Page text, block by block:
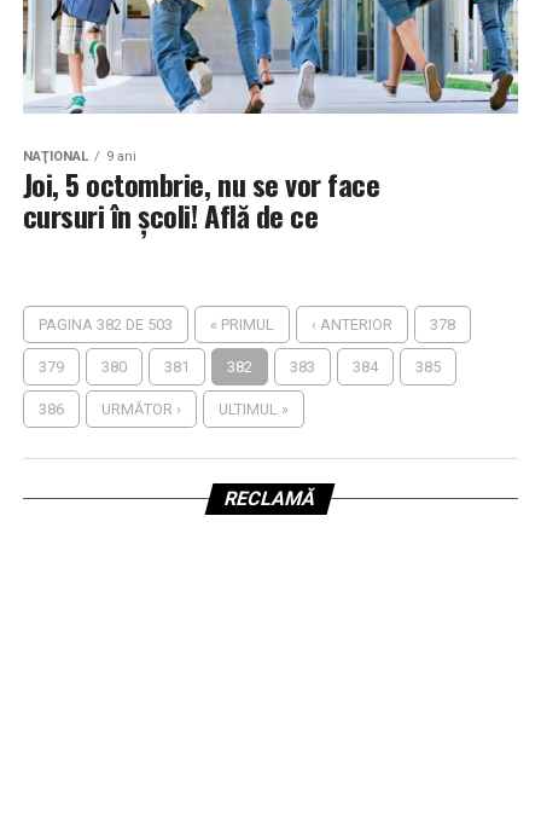
NAŢIONAL 9 ani
Joi, 5 octombrie, nu se vor face
cursuri în școli! Află de ce
PAGINA 382 DE 503 « PRIMUL ‹ ANTERIOR 378
379 380 381 382 383 384 385
386 URMĂTOR › ULTIMUL »
RECLAMĂ